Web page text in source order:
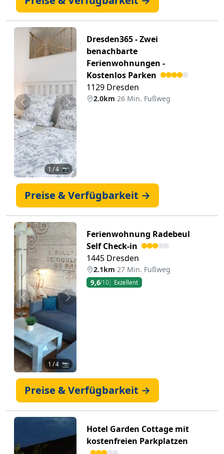
Zurück Weiter
1/ 4 📷
Dresden365 - Zwei
benachbarte
Ferienwohnungen -
Kostenlos Parken
1129 Dresden
2.0km·26 Min. Fußweg
Preise & Verfügbarkeit →
Zurück Weiter
1 / 4 📷
Ferienwohnung Radebeul
Self Check-in
1445 Dresden
2.1km·27 Min. Fußweg
9,6/10 Exzellent
Preise & Verfügbarkeit →
Hotel Garden Cottage mit
kostenfreien Parkplatzen